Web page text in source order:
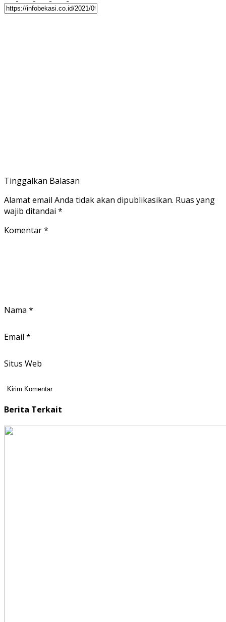
Tinggalkan Balasan
Alamat email Anda tidak akan dipublikasikan. Ruas yang
wajib ditandai *
Komentar*
Nama *
Email *
Situs Web
Berita Terkait